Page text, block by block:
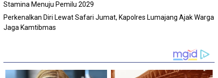
Stamina Menuju Pemilu 2029
Perkenalkan Diri Lewat Safari Jumat, Kapolres Lumajang Ajak Warga
Jaga Kamtibmas